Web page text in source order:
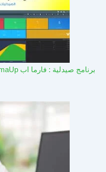
برنامج صيدلية : فارما اب PharmaUp​